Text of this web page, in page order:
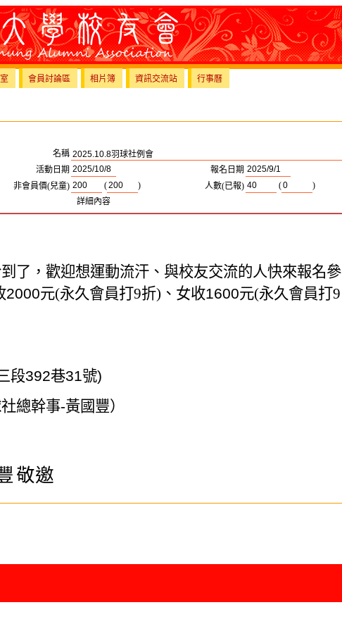
會員討論區 相片簿 資訊交流站
行事曆
名稱
活動日期
報名日期
非會員價(兒童) ( ) 人數(已報) (
)
詳細內容
了，歡迎想運動流汗、與校友交流的人快來報名參
2000元(永久會員打9折) 、女收1600元(永久會員打9
段392巷31號)
總幹事-黃國豐）
敬邀